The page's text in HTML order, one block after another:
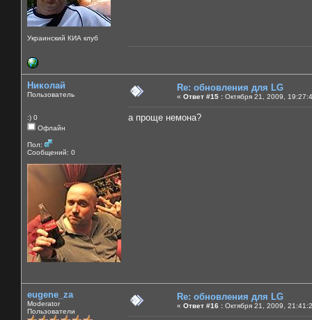
Украинский КИА клуб
Николай
Пользователь
:) 0
Офлайн
Пол:
Сообщений: 0
Re: обновления для LG
« Ответ #15 : Октября 21, 2009,
а проще немона?
eugene_za
Moderator
Пользователи
Re: обновления для LG
« Ответ #16 : Октября 21, 2009,